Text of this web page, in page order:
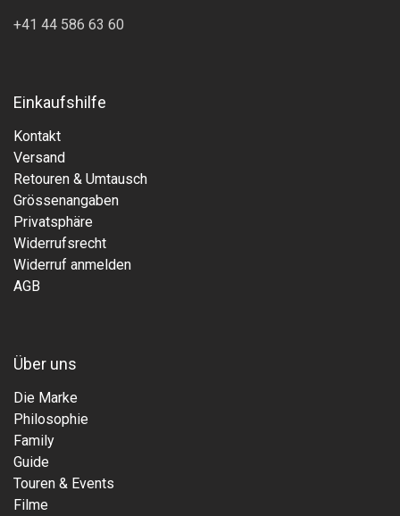
+41 44 586 63 60
Einkaufshilfe
Kontakt
Versand
Retouren & Umtausch
Grössenangaben
Privatsphäre
Widerrufsrecht
Widerruf anmelden
AGB
Über uns
Die Marke
Philosophie
Family
Guide
Touren & Events
Filme